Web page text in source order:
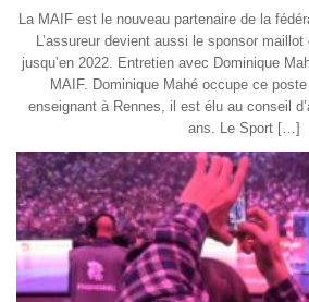
La MAIF est le nouveau partenaire de la
L’assureur devient aussi le sponsor
jusqu’en 2022. Entretien avec Dominique
MAIF. Dominique Mahé occupe ce
enseignant à Rennes, il est élu au conseil
ans. Le Sport […]